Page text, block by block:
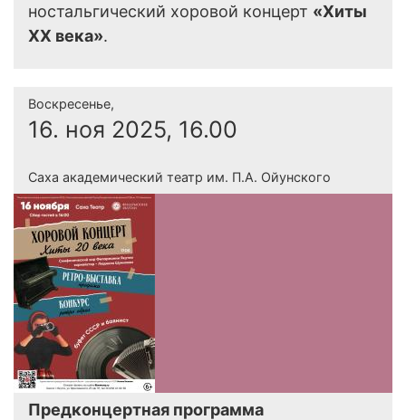
ностальгический хоровой концерт «Хиты
XX века».
Воскресенье,
16. ноя 2025, 16.00
Саха академический театр им. П.А. Ойунского
Предконцертная программа